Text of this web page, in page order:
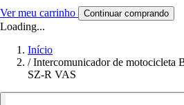
Ver meu carrinho Continuar comprando
Loading...
Início
/ Intercomunicador de motocicleta
SZ-R VAS